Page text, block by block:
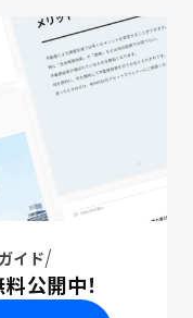
イド
公開中！